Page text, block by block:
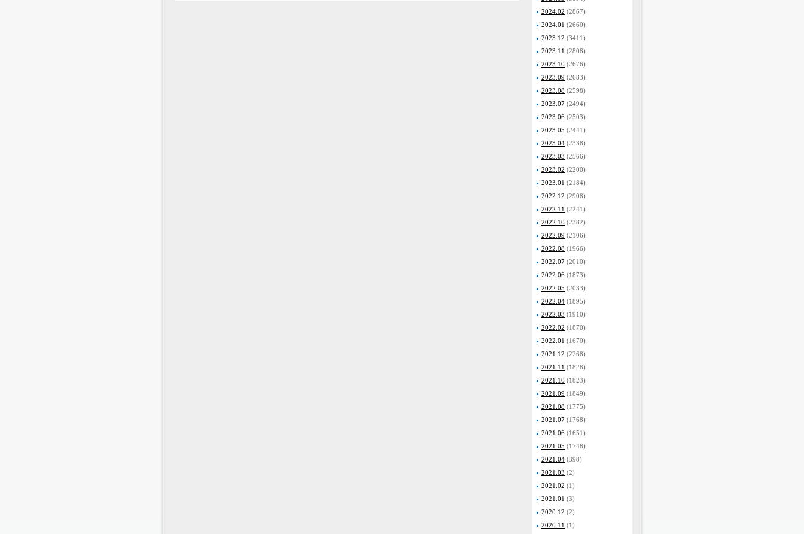
2024.02 (2867)
2024.01 (2660)
2023.12 (3411)
2023.11 (2808)
2023.10 (2676)
2023.09 (2683)
2023.08 (2598)
2023.07 (2494)
2023.06 (2503)
2023.05 (2441)
2023.04 (2338)
2023.03 (2566)
2023.02 (2200)
2023.01 (2184)
2022.12 (2908)
2022.11 (2241)
2022.10 (2382)
2022.09 (2106)
2022.08 (1966)
2022.07 (2010)
2022.06 (1873)
2022.05 (2033)
2022.04 (1895)
2022.03 (1910)
2022.02 (1870)
2022.01 (1670)
2021.12 (2268)
2021.11 (1828)
2021.10 (1823)
2021.09 (1849)
2021.08 (1775)
2021.07 (1768)
2021.06 (1651)
2021.05 (1748)
2021.04 (398)
2021.03 (2)
2021.02 (1)
2021.01 (3)
2020.12 (2)
2020.11 (1)